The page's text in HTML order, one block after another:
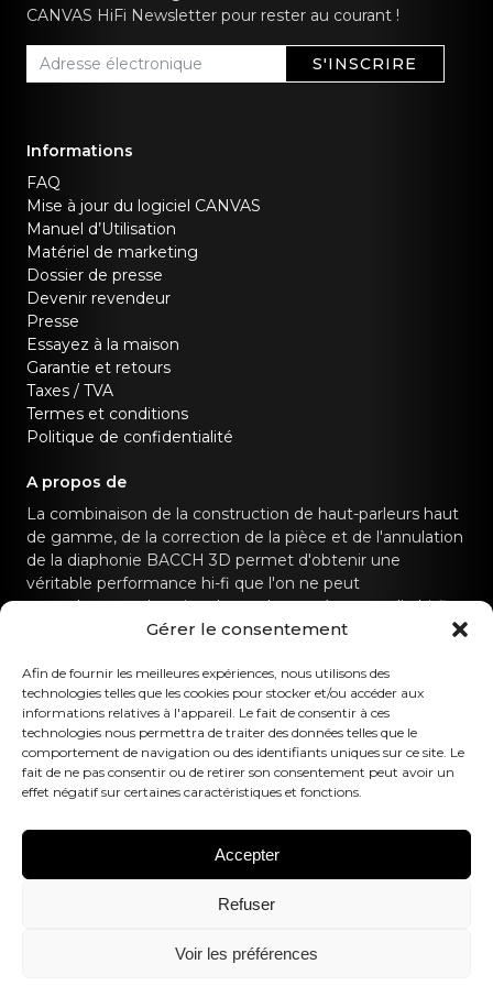
Gérer le consentement
Afin de fournir les meilleures expériences, nous utilisons des
technologies telles que les cookies pour stocker et/ou accéder aux
informations relatives à l'appareil. Le fait de consentir à ces
technologies nous permettra de traiter des données telles que le
comportement de navigation ou des identifiants uniques sur ce site. Le
fait de ne pas consentir ou de retirer son consentement peut avoir un
effet négatif sur certaines caractéristiques et fonctions.
Accepter
Refuser
Voir les préférences
CANVAS HiFi Newsletter pour rester au courant !
S'INSCRIRE
Informations
FAQ
Mise à jour du logiciel CANVAS
Manuel d’Utilisation
Matériel de marketing
Dossier de presse
Devenir revendeur
Presse
Essayez à la maison
Garantie et retours
Taxes / TVA
Termes et conditions
Politique de confidentialité
A propos de
La combinaison de la construction de haut-parleurs haut
de gamme, de la correction de la pièce et de l'annulation
de la diaphonie BACCH 3D permet d'obtenir une
véritable performance hi-fi que l'on ne peut
normalement obtenir qu'avec des systèmes audio hi-fi
Contactez-nous
hello@canvashifi.com Appeler le +45 29 75 00 45
CANVAS HiFi ApS
Flade Engvej 4
Numéro de TVA :DK43519425